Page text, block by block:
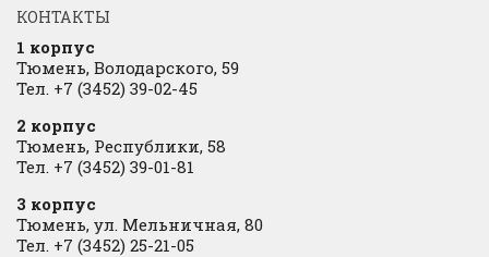
КОНТАКТЫ
1 корпус
Тюмень, Володарского, 59
Тел. +7 (3452) 39-02-45
2 корпус
Тюмень, Республики, 58
Тел. +7 (3452) 39-01-81
3 корпус
Тюмень, ул. Мельничная, 80
Тел. +7 (3452) 25-21-05